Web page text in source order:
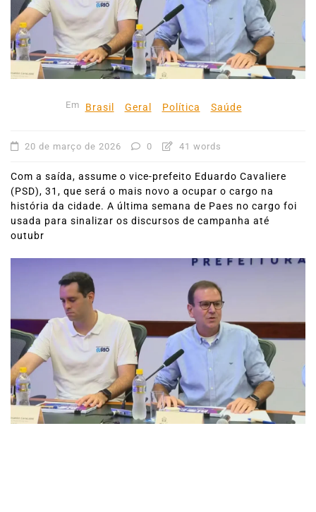
Em Brasil Geral Política Saúde
20 de março de 2026 0 41 words
Com a saída, assume o vice-prefeito Eduardo Cavaliere
(PSD), 31, que será o mais novo a ocupar o cargo na
história da cidade. A última semana de Paes no cargo foi
usada para sinalizar os discursos de campanha até
outubr